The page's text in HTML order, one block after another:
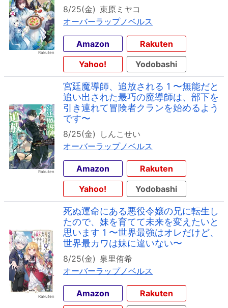
8/25(金) 束原ミヤコ
オーバーラップノベルス
Amazon
Rakuten
Yahoo!
Yodobashi
宮廷魔導師、追放される 1 〜無能だと
追い出された最巧の魔導師は、部下を
引き連れて冒険者クランを始めるよう
です〜
8/25(金)
しんこせい
オーバーラップノベルス
Amazon
Rakuten
Yahoo!
Yodobashi
死ぬ運命にある悪役令嬢の兄に転生し
たので、妹を育てて未来を変えたいと
思います 1 〜世界最強はオレだけど、
世界最カワは妹に違いない〜
8/25(金) 泉里侑希
オーバーラップノベルス
Amazon
Rakuten